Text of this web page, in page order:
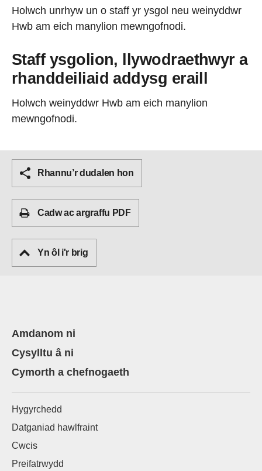
Holwch unrhyw un o staff yr ysgol neu weinyddwr
Hwb am eich manylion mewngofnodi.
Staff ysgolion, llywodraethwyr a
rhanddeiliaid addysg eraill
Holwch weinyddwr Hwb am eich manylion
mewngofnodi.
Rhannu’r dudalen hon
Cadw ac argraffu PDF
Yn ôl i'r brig
Amdanom ni
Cysylltu â ni
Cymorth a chefnogaeth
Hygyrchedd
Datganiad hawlfraint
Cwcis
Preifatrwydd